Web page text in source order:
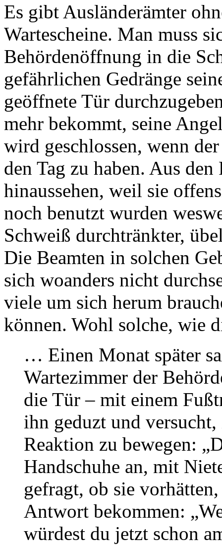
Es gibt Ausländerämter
Wartescheine. Man muss
Behördenöffnung in die
gefährlichen Gedränge
geöffnete Tür
mehr bekommt, seine
wird geschlossen, wenn
den Tag zu haben. Aus
hinaussehen, weil sie
noch benutzt wurden
Schweiß durchtränkter,
Die Beamten in solchen
sich woanders nicht
viele um sich herum
können. Wohl solche, wie
… Einen Monat später
Wartezimmer der
die Tür – mit einem
ihn geduzt und
Reaktion zu bewegen:
Handschuhe an, mit
gefragt, ob sie
Antwort bekommen:
würdest du jetzt schon